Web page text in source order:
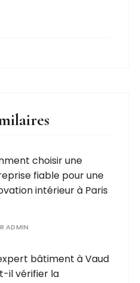
choisir une
fiable pour une
intérieur à Paris
ADMIN
bâtiment à Vaud
il vérifier la